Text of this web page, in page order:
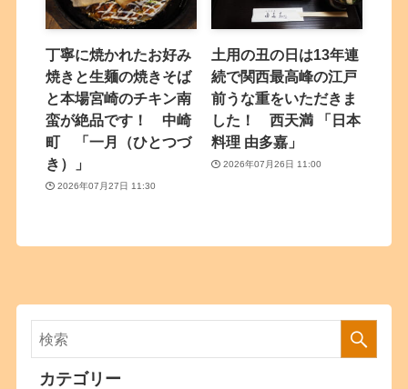
丁寧に焼かれたお好み
焼きと生麺の焼きそば
と本場宮崎のチキン南
蛮が絶品です！ 中崎
町 「一月（ひとつづ
き）」
2026年07月27日 11:30
土用の丑の日は13年連
続で関西最高峰の江戸
前うな重をいただきま
した！ 西天満 「日本
料理 由多嘉」
2026年07月26日 11:00
カテゴリー